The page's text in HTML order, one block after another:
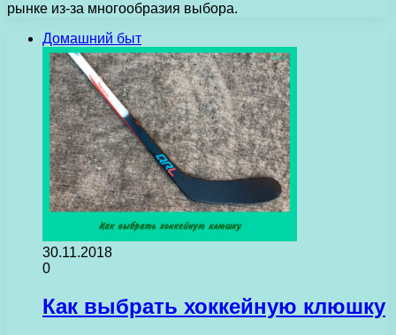
рынке из-за многообразия выбора.
Домашний быт
30.11.2018
0
Как выбрать хоккейную клюшку